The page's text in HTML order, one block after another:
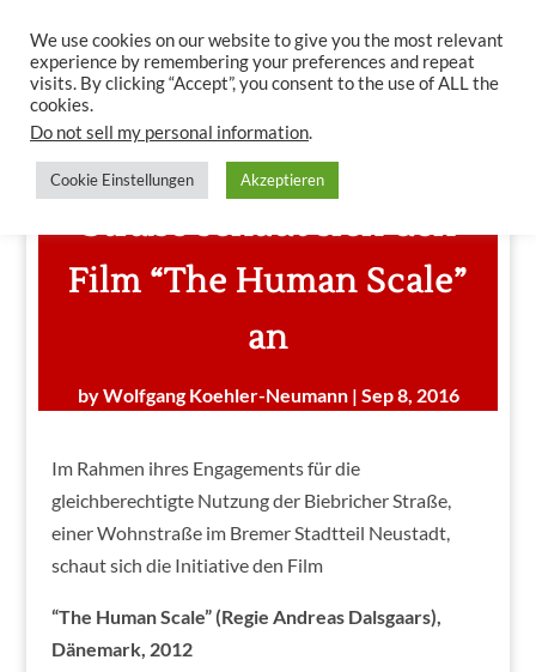
Initiative Biebricher
Straße schaut sich den
Film “The Human Scale”
an
byWolfgang Koehler-Neumann| Sep 8, 2016
Im Rahmen ihres Engagements für die
gleichberechtigte Nutzung der Biebricher Straße,
einer Wohnstraße im Bremer Stadtteil Neustadt,
schaut sich die Initiative den Film
“The Human Scale” (Regie Andreas Dalsgaars),
Dänemark, 2012
We use cookies on our website to give you the most relevant
experience by remembering your preferences and repeat
visits. By clicking “Accept”, you consent to the use of ALL the
cookies.
Do not sell my personal information.
Cookie Einstellungen Akzeptieren